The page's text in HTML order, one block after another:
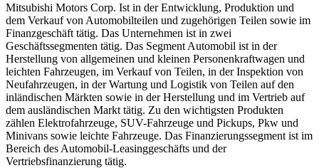
Mitsubishi Motors Corp. Ist in der Entwicklung, Produktion und
dem Verkauf von Automobilteilen und zugehörigen Teilen sowie im
Finanzgeschäft tätig. Das Unternehmen ist in zwei
Geschäftssegmenten tätig. Das Segment Automobil ist in der
Herstellung von allgemeinen und kleinen Personenkraftwagen und
leichten Fahrzeugen, im Verkauf von Teilen, in der Inspektion von
Neufahrzeugen, in der Wartung und Logistik von Teilen auf den
inländischen Märkten sowie in der Herstellung und im Vertrieb auf
dem ausländischen Markt tätig. Zu den wichtigsten Produkten
zählen Elektrofahrzeuge, SUV-Fahrzeuge und Pickups, Pkw und
Minivans sowie leichte Fahrzeuge. Das Finanzierungssegment ist im
Bereich des Automobil-Leasinggeschäfts und der
Vertriebsfinanzierung tätig.